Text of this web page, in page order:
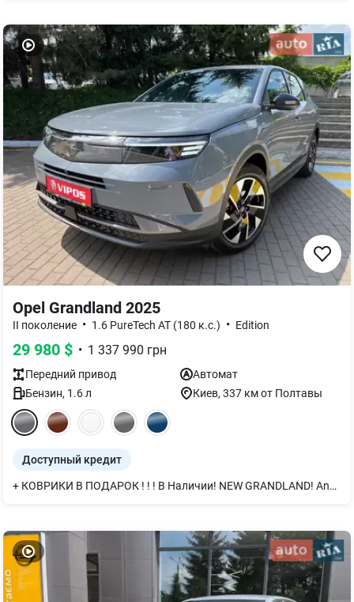
Opel Grandland 2025
II поколение • 1.6 PureTech AT (180 к.с.) • Edition
29 980 $ • 1 337 990 грн
Передний привод
Автомат
Бензин, 1.6л Киев, 337 км от Полтавы
Доступный кредит
+ КОВРИКИ В ПОДАРОК ! ! ! В Наличии! NEW GRANDLAND! Android Auto/Apple Car Play. Новая большая мультимедиа 10" Цифровая панель приборов 10"! Покупай в OPEL VIPOS!!! Будь среди лучших! Приглашаем! Тест-драйв